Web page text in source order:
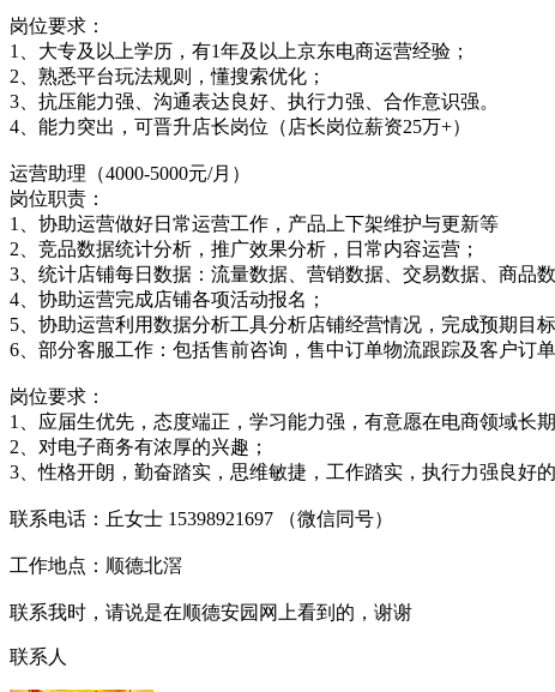
岗位要求：
1、大专及以上学历，有1年及以上京东电商运营经验；
2、熟悉平台玩法规则，懂搜索优化；
3、抗压能力强、沟通表达良好、执行力强、合作意识强。
4、能力突出，可晋升店长岗位（店长岗位薪资25万+）
运营助理（4000-5000元/月）
岗位职责：
1、协助运营做好日常运营工作，产品上下架维护与更新等
2、竞品数据统计分析，推广效果分析，日常内容运营；
3、统计店铺每日数据：流量数据、营销数据、交易数据、商品数
4、协助运营完成店铺各项活动报名；
5、协助运营利用数据分析工具分析店铺经营情况，完成预期目标
6、部分客服工作：包括售前咨询，售中订单物流跟踪及客户订
岗位要求：
1、应届生优先，态度端正，学习能力强，有意愿在电商领域长
2、对电子商务有浓厚的兴趣；
3、性格开朗，勤奋踏实，思维敏捷，工作踏实，执行力强良好
联系电话：丘女士 15398921697 （微信同号）
工作地点：顺德北滘
联系我时，请说是在顺德安园网上看到的，谢谢
联系人